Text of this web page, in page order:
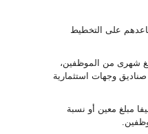
على التخطيط
شهرى من الموظفين،
وجهات استثمارية
مبلغ معين أو نسبة